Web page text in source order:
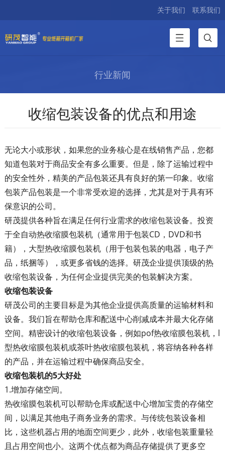
关于我们 联系我们
行业新闻
收缩包装设备的优点和用途
无论大小或形状，如果您的业务核心是在线销售产品，您都
知道包装对于商品安全有多么重要。但是，除了运输过程中
的安全性外，精美的产品包装还具有良好的第一印象。收缩
包装产品包装是一个非常受欢迎的选择，尤其是对于具有环
保意识的公司。
研茂提供各种旨在满足任何行业需求的收缩包装设备。投资
于全自动热收缩膜包装机（通常用于包装CD，DVD和书
籍），大型热收缩膜包装机（用于包装包装的电器，电子产
品，纸捆等），或更多省钱的选择。研茂企业提供顶级的热
收缩包装设备，为任何企业提供完美的包装解决方案。
收缩包装设备
研茂公司的主要目标是为其他企业提供高质量的运输材料和
设备。我们旨在帮助仓库和配送中心削减成本并最大化存储
空间。精密设计的收缩包装设备，例如pof热收缩膜包装机，l
型热收缩膜包装机或茶叶热收缩膜包装机，将容纳各种各样
的产品，并在运输过程中确保商品安全。
收缩包装机的5大好处
1.增加存储空间。
热收缩膜包装机可以帮助仓库或配送中心增加宝贵的存储空
间，以满足其他电子商务业务的需求。与传统包装设备相
比，这些机器占用的地面空间更少，此外，收缩包装重量轻
且占用空间也小。这两个优点都为商品存储提供了更多空